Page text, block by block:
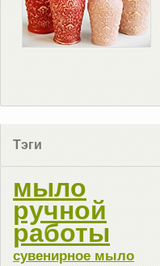
Тэги
мыло
ручной
работы
сувенирное мыло